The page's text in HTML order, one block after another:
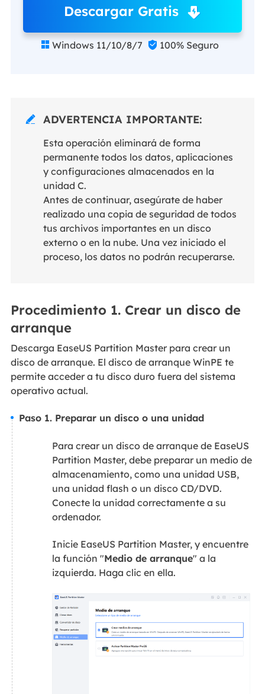
Descargar Gratis
 Windows 11/10/8/7  100% Seguro
 ADVERTENCIA IMPORTANTE:
Esta operación eliminará de forma
permanente todos los datos, aplicaciones
y configuraciones almacenados en la
unidad C.
Antes de continuar, asegúrate de haber
realizado una copia de seguridad de todos
tus archivos importantes en un disco
externo o en la nube. Una vez iniciado el
proceso, los datos no podrán recuperarse.
Procedimiento 1. Crear un disco de
arranque
Descarga EaseUS Partition Master para crear un
disco de arranque. El disco de arranque WinPE te
permite acceder a tu disco duro fuera del sistema
operativo actual.
Paso 1. Preparar un disco o una unidad​
Para crear un disco de arranque de EaseUS
Partition Master, debe preparar un medio de
almacenamiento, como una unidad USB,
una unidad flash o un disco CD/DVD.
Conecte la unidad correctamente a su
ordenador.
Inicie EaseUS Partition Master, y encuentre
la función "Medio de arranque" a la
izquierda. Haga clic en ella.